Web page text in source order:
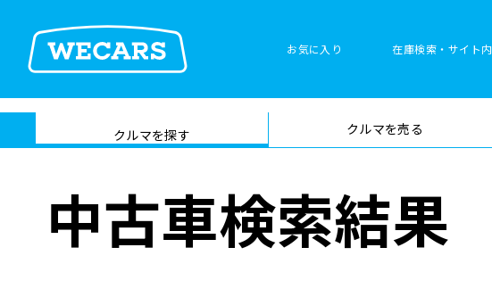
お気に入り 在庫検索・サイト
在庫検索
サイト内検
索
クルマを探す クルマを売る
中古車検索結果